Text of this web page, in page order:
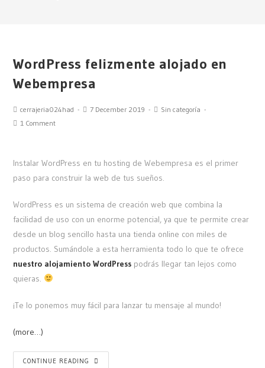
WordPress felizmente alojado en
Webempresa
cerrajeria024had 7 December 2019
Sin categoría
1 Comment
Instalar WordPress en tu hosting de Webempresa es el primer
paso para construir la web de tus sueños.
WordPress es un sistema de creación web que combina la
facilidad de uso con un enorme potencial, ya que te permite crear
desde un blog sencillo hasta una tienda online con miles de
productos. Sumándole a esta herramienta todo lo que te ofrece
nuestro alojamiento WordPress podrás llegar tan lejos como
quieras.
¡Te lo ponemos muy fácil para lanzar tu mensaje al mundo!
(more…)
CONTINUE READING